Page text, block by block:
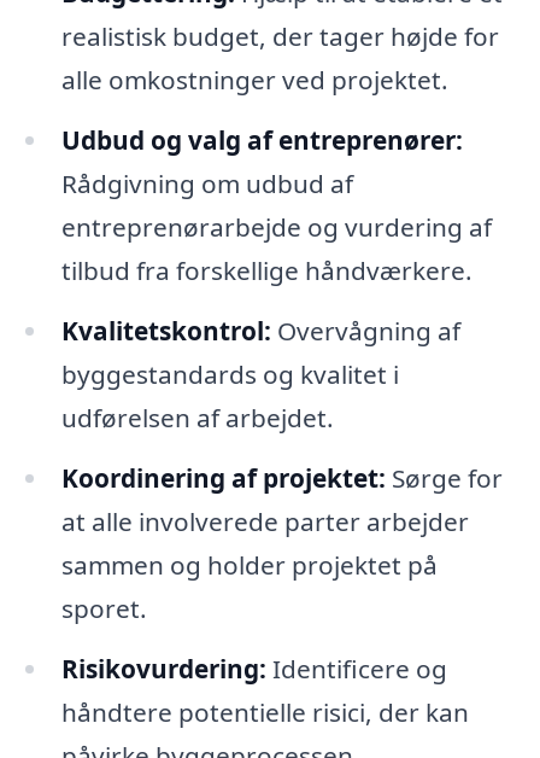
realistisk budget, der tager højde for
alle omkostninger ved projektet.
Udbud og valg af entreprenører:
Rådgivning om udbud af
entreprenørarbejde og vurdering af
tilbud fra forskellige håndværkere.
Kvalitetskontrol: Overvågning af
byggestandards og kvalitet i
udførelsen af arbejdet.
Koordinering af projektet: Sørge for
at alle involverede parter arbejder
sammen og holder projektet på
sporet.
Risikovurdering: Identificere og
håndtere potentielle risici, der kan